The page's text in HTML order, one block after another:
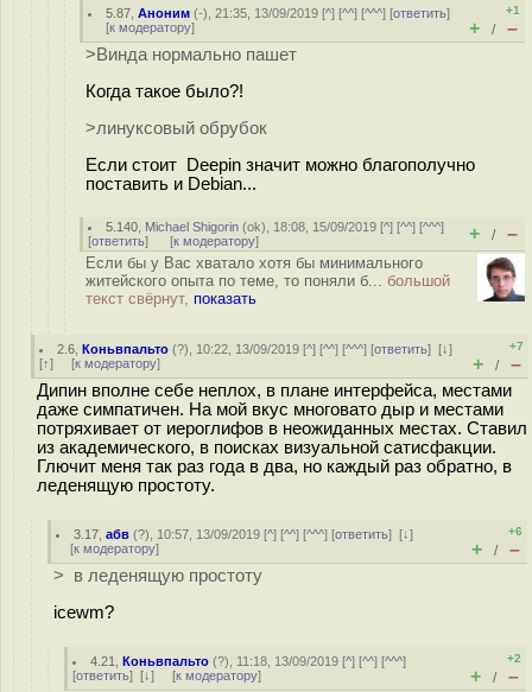
5.87 ,Аноним (-), 21:35, 13/09/2019 [^] [^^] [^^^] [ответить]
[к модератору]
+1
+ / –
>Винда нормально пашет
Когда такое было?!
>линуксовый обрубок
Если стоит Deepin значит можно благополучно
поставить и Debian...
5.140 Michael Shigorin (ok), 18:08, 15/09/2019 [^] [^^] [^^^]
[ответить] [к модератору] + / –
Если бы у Вас хватало хотя бы минимального
житейского опыта по теме, то поняли б... большой
текст свёрнут, показать
2.6 ,Коньвпальто (?), 10:22, 13/09/2019 [^] [^^] [^^^] [ответить][↓]
[↑] [к модератору]
+7
+ / –
Дипин вполне себе неплох, в плане интерфейса, местами
даже симпатичен. На мой вкус многовато дыр и местами
потряхивает от иероглифов в неожиданных местах. Ставил
из академического, в поисках визуальной сатисфакции.
Глючит меня так раз года в два, но каждый раз обратно, в
леденящую простоту.
3.17 ,абв (?), 10:57, 13/09/2019 [^] [^^] [^^^] [ответить][↓]
[к модератору]
+6
+ / –
> в леденящую простоту
icewm?
4.21 ,Коньвпальто (?), 11:18, 13/09/2019 [^] [^^] [^^^]
[ответить] [↓] [к модератору]
+2
+ / –